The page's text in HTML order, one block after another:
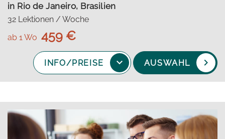
in Rio de Janeiro, Brasilien
32 Lektionen / Woche
ab 1 Wo 459 €
INFO/PREISE AUSWAHL